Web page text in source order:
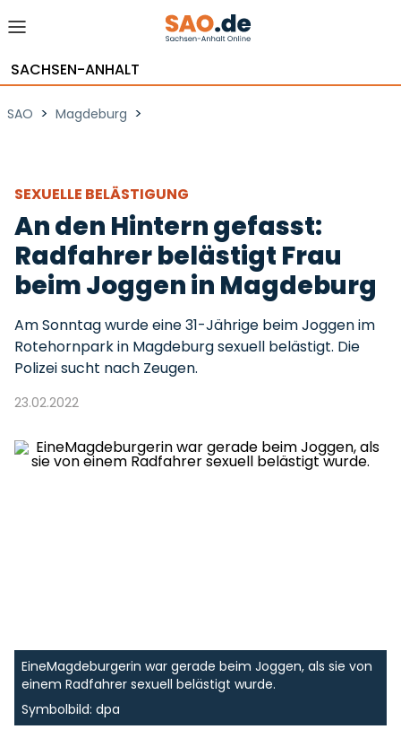
SACHSEN-ANHALT
SAO > Magdeburg >
SEXUELLE BELÄSTIGUNG
An den Hintern gefasst:
Radfahrer belästigt Frau
beim Joggen in Magdeburg
Am Sonntag wurde eine 31-Jährige beim Joggen im
Rotehornpark in Magdeburg sexuell belästigt. Die
Polizei sucht nach Zeugen.
23.02.2022
EineMagdeburgerin war gerade beim Joggen, als sie von
einem Radfahrer sexuell belästigt wurde.
Symbolbild: dpa